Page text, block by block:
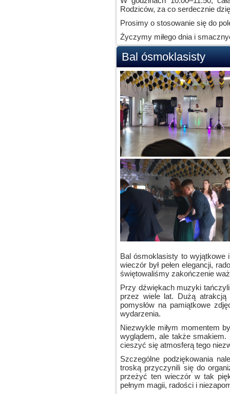
Rodziców, za co serdecznie
Prosimy o stosowanie się do
Życzymy miłego dnia i
Bal ósmoklasisty
Bal ósmoklasisty to wyjątkowe
wieczór był pełen elegancji,
świętowaliśmy zakończenie
Przy dźwiękach muzyki
przez wiele lat. Dużą atrakcją
pomysłów na pamiątkowe
wydarzenia.
Niezwykle miłym momentem
wyglądem, ale także
cieszyć się atmosferą tego
Szczególne podziękowania
troską przyczynili się do
przeżyć ten wieczór w tak
pełnym magii, radości i